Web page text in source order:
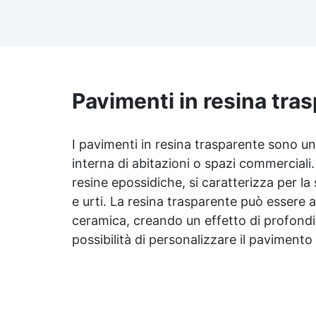
contatto con la pelle, Bpa Free
e senza Solventi (Voc Free)
e con filtri UV anti-ingiallimento
per una finitura durevole e
brillante.
Pavimenti in resina
I pavimenti in resina trasparente sono
interna di abitazioni o spazi
resine epossidiche, si caratterizza per
e urti. La resina trasparente può essere
ceramica, creando un effetto di
possibilità di personalizzare il